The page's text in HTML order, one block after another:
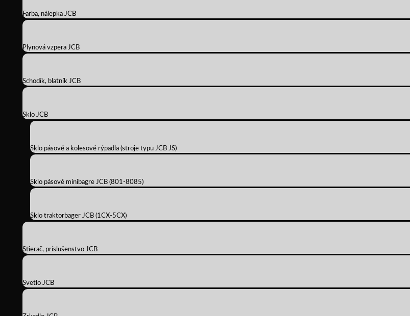
Farba, nálepka JCB
Plynová vzpera JCB
Schodík, blatník JCB
Sklo JCB
Sklo pásové a kolesové rýpadla (stroje typu JCB JS)
Sklo pásové minibagre JCB (801-8085)
Sklo traktorbager JCB (1CX-5CX)
Stierač, príslušenstvo JCB
Svetlo JCB